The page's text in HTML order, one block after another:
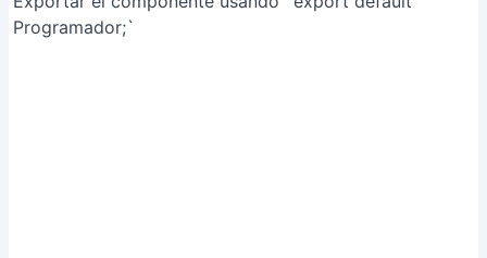
Programador;`